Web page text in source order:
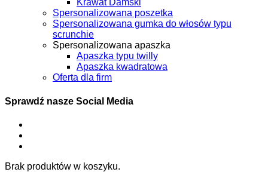
Krawat Damski
Spersonalizowana poszetka
Spersonalizowana gumka do włosów typu
scrunchie
Spersonalizowana apaszka
Apaszka typu twilly
Apaszka kwadratowa
Oferta dla firm
Sprawdź nasze Social Media
Brak produktów w koszyku.